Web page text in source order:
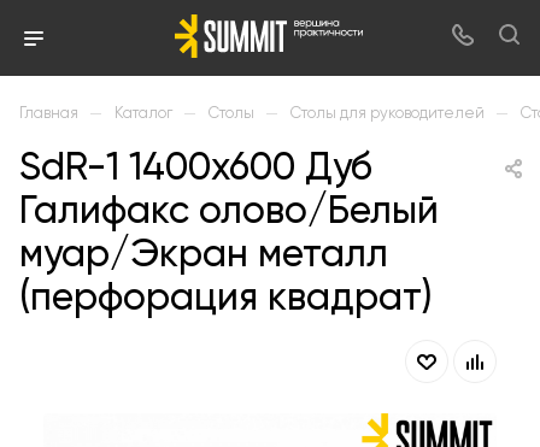
Главная — Каталог — Столы — Столы для руководителей —
SdR-1 1400х600 Дуб
Галифакс олово/Белый
муар/Экран металл
(перфорация квадрат)